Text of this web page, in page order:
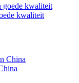
kwaliteit